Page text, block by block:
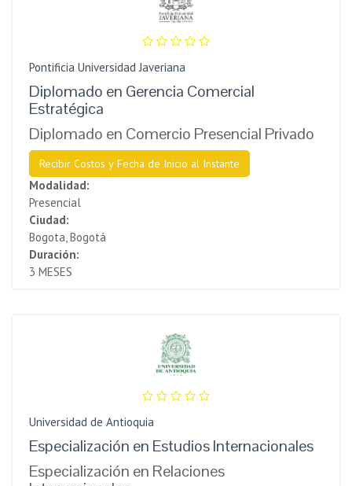
Pontificia Universidad Javeriana
Diplomado en Gerencia Comercial
Estratégica
Diplomado en Comercio Presencial Privado
Recibir Costos y Fecha de Inicio al Instante
Modalidad:
Presencial
Ciudad:
Bogota, Bogotá
Duración:
3 MESES
Universidad de Antioquia
Especialización en Estudios Internacionales
Especialización en Relaciones